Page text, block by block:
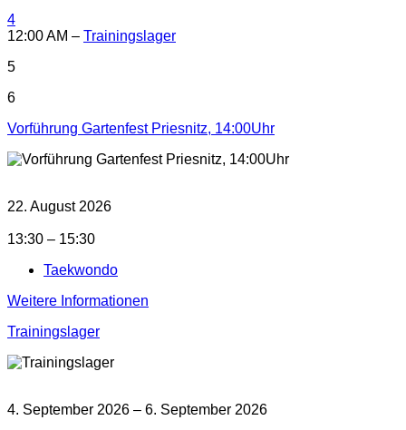
4
12:00 AM – Trainingslager
5
6
Vorführung Gartenfest Priesnitz, 14:00Uhr
22. August 2026
13:30 – 15:30
Taekwondo
Weitere Informationen
Trainingslager
4. September 2026 – 6. September 2026